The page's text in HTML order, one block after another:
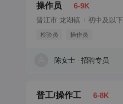
操作员 6-9K
晋江市 龙湖镇 初中及以下
检验员 操作员
陈女士 招聘专员
普工/操作工 6-8K